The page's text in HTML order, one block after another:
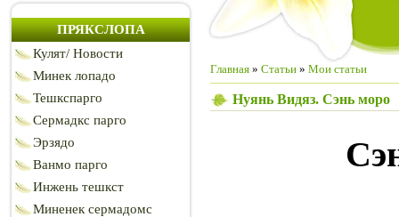
ПРЯКСЛОПА
Кулят/ Новости
Минек лопадо
Тешкспарго
Сермадкс парго
Эрзядо
Ванмо парго
Инжень тешкст
Миненек сермадомс
Главная » Статьи » Мои статьи
Нуянь Видяз. Сэнь моро